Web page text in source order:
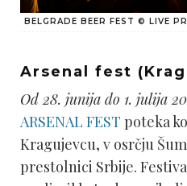
BELGRADE BEER FEST © LIVE
Arsenal fest
Od 28. junija do 1. julija
ARSENAL FEST poteka
Kragujevcu, v osrčju
prestolnici Srbije.